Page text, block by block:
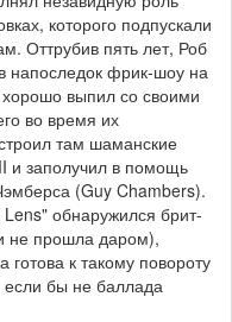
которого подпускали
Оттрубив пять лет, Роб
напоследок фрик-шоу на
выпил со своими
во время их
там шаманские
и заполучил в помощь
(Guy Chambers).
обнаружился брит-
не прошла даром),
к такому повороту
если бы не баллада